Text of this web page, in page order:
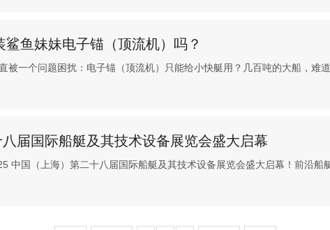
鱼妹妹电子锚（顶流机）吗？
被一个问题困扰：电子锚（顶流机）只能给小快艇用？几百吨的大船，难
届国际船艇及其技术设备展览会盛大启幕
中国（上海）第二十八届国际船艇及其技术设备展览会盛大启幕！前沿船